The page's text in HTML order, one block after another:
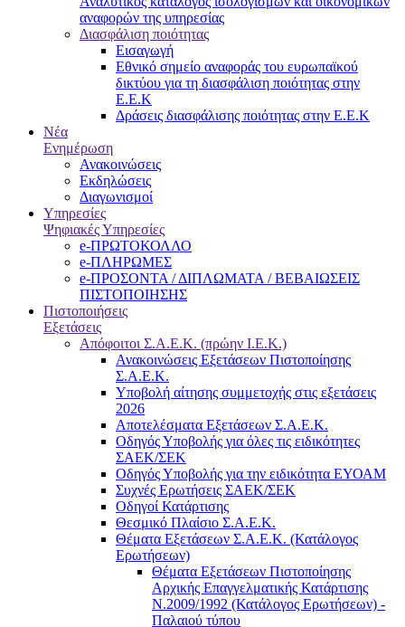
αναφορών της υπηρεσίας
Διασφάλιση ποιότητας
Εισαγωγή
Εθνικό σημείο αναφοράς του ευρωπαϊκού
δικτύου για τη διασφάλιση ποιότητας στην
Ε.Ε.Κ
Δράσεις διασφάλισης ποιότητας στην Ε.Ε.Κ
Νέα
Ενημέρωση
Ανακοινώσεις
Εκδηλώσεις
Διαγωνισμοί
Υπηρεσίες
Ψηφιακές Υπηρεσίες
e-ΠΡΩΤΟΚΟΛΛΟ
e-ΠΛΗΡΩΜΕΣ
e-ΠΡΟΣΟΝΤΑ / ΔΙΠΛΩΜΑΤΑ / ΒΕΒΑΙΩΣΕΙΣ
ΠΙΣΤΟΠΟΙΗΣΗΣ
Πιστοποιήσεις
Εξετάσεις
Απόφοιτοι Σ.Α.Ε.Κ. (πρώην Ι.Ε.Κ.)
Ανακοινώσεις Εξετάσεων Πιστοποίησης
Σ.Α.Ε.Κ.
Υποβολή αίτησης συμμετοχής στις εξετάσεις
2026
Αποτελέσματα Εξετάσεων Σ.Α.Ε.Κ.
Οδηγός Υποβολής για όλες τις ειδικότητες
ΣΑΕΚ/ΣΕΚ
Οδηγός Υποβολής για την ειδικότητα ΕΥΟΑΜ
Συχνές Ερωτήσεις ΣΑΕΚ/ΣΕΚ
Οδηγοί Κατάρτισης
Θεσμικό Πλαίσιο Σ.Α.Ε.Κ.
Θέματα Εξετάσεων Σ.Α.Ε.Κ. (Κατάλογος
Ερωτήσεων)
Θέματα Εξετάσεων Πιστοποίησης
Αρχικής Επαγγελματικής Κατάρτισης
Ν.2009/1992 (Κατάλογος Ερωτήσεων) -
Παλαιού τύπου